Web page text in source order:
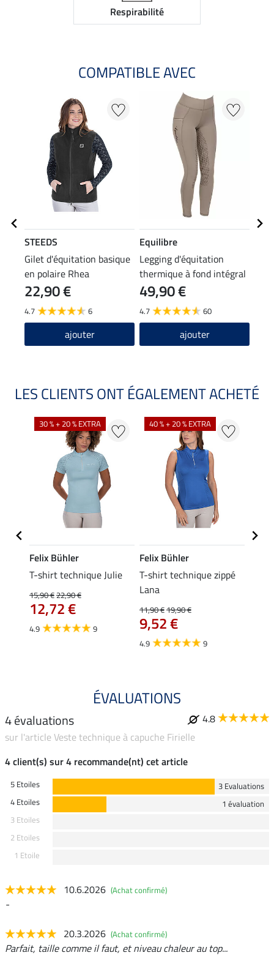
Respirabilité
COMPATIBLE AVEC
STEEDS
Gilet d'équitation basique
en polaire Rhea
22,90 €
4.7 6
ajouter
Equilibre
Legging d'équitation
thermique à fond intégral
Grip Hermine
49,90 €
4.7 60
ajouter
LES CLIENTS ONT ÉGALEMENT ACHETÉ
30 % + 20 % EXTRA
Felix Bühler
T-shirt technique Julie
15,90 €22,90 €
12,72 €
4.9 9
40 % + 20 % EXTRA
Felix Bühler
T-shirt technique zippé
Lana
11,90 €19,90 €
9,52 €
4.9 9
ÉVALUATIONS
4 évaluations
4.8
sur l'article Veste technique à capuche Firielle
4 client(s) sur 4 recommande(nt) cet article
5 Etoiles
3 Evaluations
4 Etoiles
1 évaluation
3 Etoiles
2 Etoiles
1 Etoile
10.6.2026 (Achat confirmé)
-
20.3.2026 (Achat confirmé)
Parfait, taille comme il faut, et niveau chaleur au top...